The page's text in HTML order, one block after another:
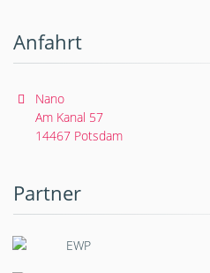
Anfahrt
Nano
Am Kanal 57
14467 Potsdam
Partner